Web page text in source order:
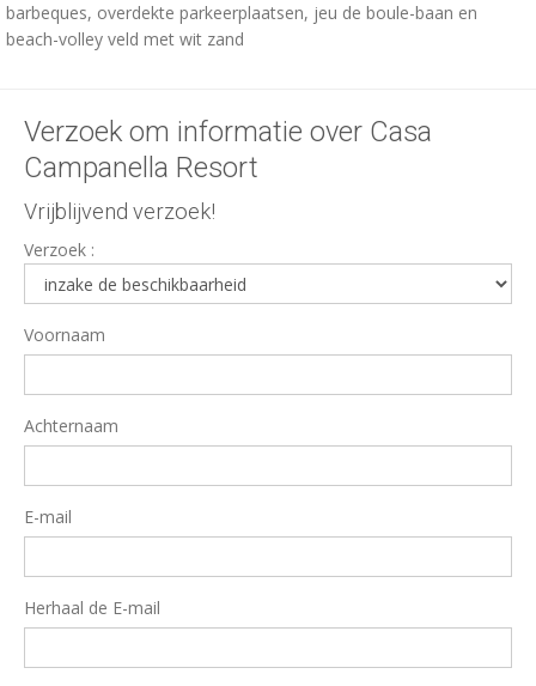
barbeques, overdekte parkeerplaatsen, jeu de boule-baan en
beach-volley veld met wit zand
Verzoek om informatie over Casa
Campanella Resort
Vrijblijvend verzoek!
Verzoek :
Voornaam
Achternaam
E-mail
Herhaal de E-mail